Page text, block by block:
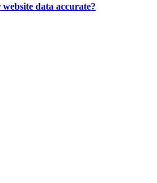
data accurate?